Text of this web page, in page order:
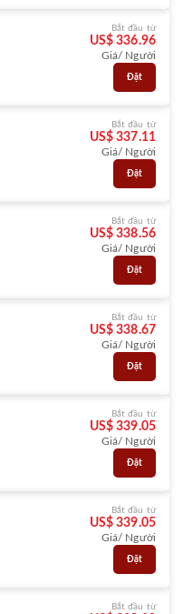
Bắt đầu từ
US$ 336.96
Giá/ Người
Đặt
Bắt đầu từ
US$ 337.11
Giá/ Người
Đặt
Bắt đầu từ
US$ 338.56
Giá/ Người
Đặt
Bắt đầu từ
US$ 338.67
Giá/ Người
Đặt
Bắt đầu từ
US$ 339.05
Giá/ Người
Đặt
Bắt đầu từ
US$ 339.05
Giá/ Người
Đặt
Bắt đầu từ